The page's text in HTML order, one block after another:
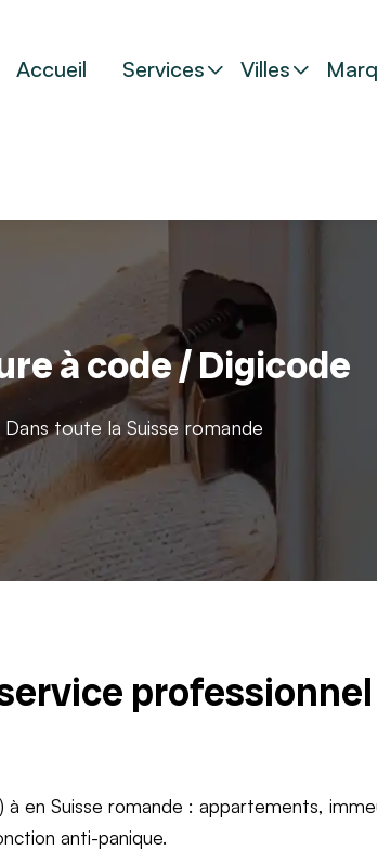
Accueil Services Villes
à code / Digicode
Dans toute la Suisse romande
en Suisse romande : appartements,
anti-panique.